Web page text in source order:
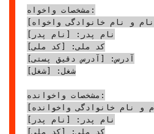
مشخصات واخواه:
و نام خانوادگی واخواه]
نام پدر: [نام پدر]
کد ملی: [کد ملی]
آدرس: [آدرس دقیق پستی]
شغل: [شغل]
مشخصات واخوانده:
و نام خانوادگی واخوانده]
نام پدر: [نام پدر]
کد ملی: [کد ملی]